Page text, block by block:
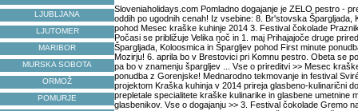
LJUBLJANA
LJUTOMER
MARIBOR
MURSKA SOBOTA
ORMOŽ
POMURJE
Sloveniaholidays.com Pomladno dogajanje je ZELO pestro -
oddih po ugodnih cenah! Iz vsebine: 8. Br'stovska Špargljada,
pohod Mesec kraške kuhinje 2014 3. Festival čokolade
Počasi se približuje Velika noč in 1. maj Prihajajoče druge
Špargljada, Koloosmica in Špargljev pohod First minute
Mozirju! 6. aprila bo v Brestovici pri Komnu pestro. Obeta se
pa bo v znamenju špargljev ... Vse o prireditvi >> Mesec
ponudba z Gorenjske! Mednarodno tekmovanje in festival
projektom Kraška kuhinja v 2014 prireja glasbeno-kulinarični
prepletale specialitete kraške kulinarike in glasbene umetnine
glasbenikov. Vse o dogajanju >> 3. Festival čokolade Gremo